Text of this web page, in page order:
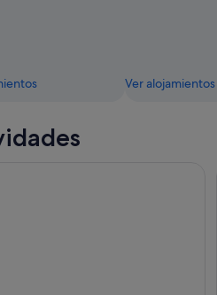
Ver alojamientos